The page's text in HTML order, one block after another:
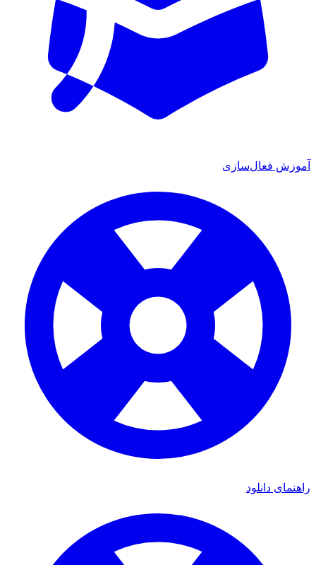
آموزش فعال‌سازی
راهنمای دانلود